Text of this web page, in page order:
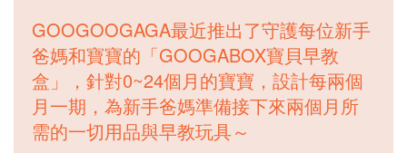
GOOGOOGAGA最近推出了守護每位新手
爸媽和寶寶的「GOOGABOX寶貝早教
盒」，針對0~24個月的寶寶，設計每兩個
月一期，為新手爸媽準備接下來兩個月所
需的一切用品與早教玩具～